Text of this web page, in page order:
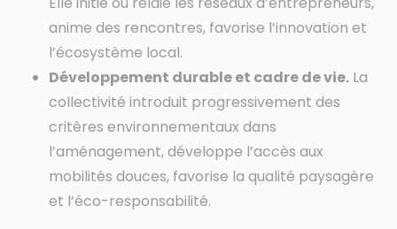
anime des rencontres, favorise l’innovation et
l’écosystème local.
Développement durable et cadre de vie. La
collectivité introduit progressivement des
critères environnementaux dans
l’aménagement, développe l’accès aux
mobilités douces, favorise la qualité paysagère
et l’éco-responsabilité.